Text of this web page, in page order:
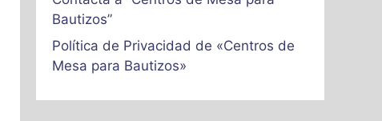
Bautizos”
Política de Privacidad de «Centros de
Mesa para Bautizos»